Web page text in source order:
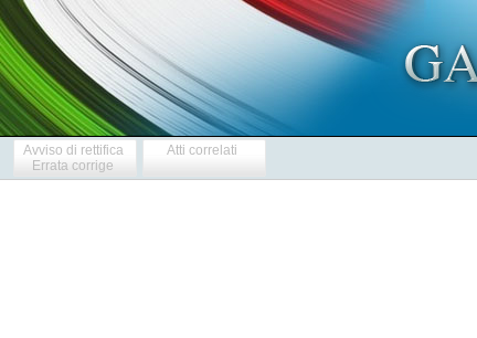
Avviso di rettifica
Errata corrige
Atti correlati